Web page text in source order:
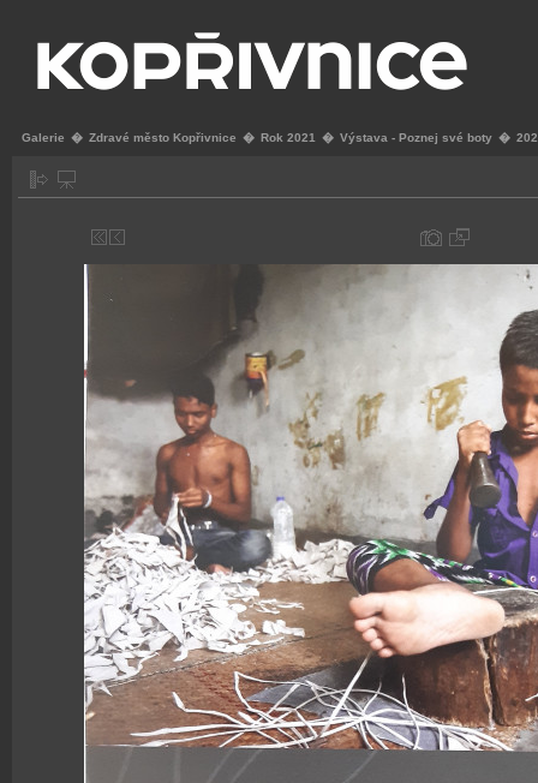
Galerie � Zdravé město Kopřivnice � Rok 2021 � Výstava - Poznej své boty �